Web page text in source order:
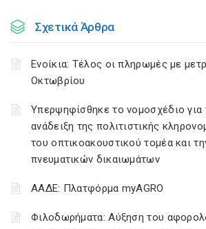
Σχετικά Άρθρα
Ενοίκια: Τέλος οι πληρωμές με
Οκτωβρίου
Υπερψηφίσθηκε το νομοσχέδιο για
ανάδειξη της πολιτιστικής
του οπτικοακουστικού τομέα και
πνευματικών δικαιωμάτων
ΑΑΔΕ: Πλατφόρμα myAGRO
Φιλοδωρήματα: Αύξηση του